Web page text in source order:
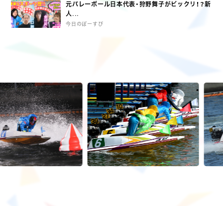
元バレーボール日本代表・狩野舞子がビックリ！？新
人...
今日のぼーすぴ